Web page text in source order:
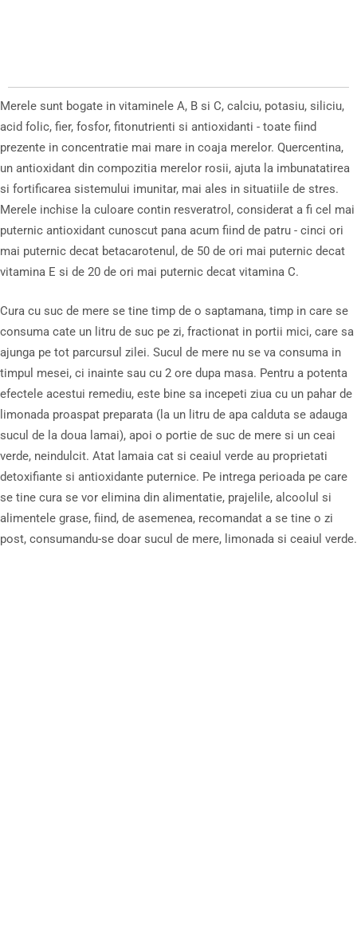
Merele sunt bogate in vitaminele A, B si C, calciu, potasiu, siliciu,
acid folic, fier, fosfor, fitonutrienti si antioxidanti - toate fiind
prezente in concentratie mai mare in coaja merelor. Quercentina,
un antioxidant din compozitia merelor rosii, ajuta la imbunatatirea
si fortificarea sistemului imunitar, mai ales in situatiile de stres.
Merele inchise la culoare contin resveratrol, considerat a fi cel mai
puternic antioxidant cunoscut pana acum fiind de patru - cinci ori
mai puternic decat betacarotenul, de 50 de ori mai puternic decat
vitamina E si de 20 de ori mai puternic decat vitamina C.
Cura cu suc de mere se tine timp de o saptamana, timp in care se
consuma cate un litru de suc pe zi, fractionat in portii mici, care sa
ajunga pe tot parcursul zilei. Sucul de mere nu se va consuma in
timpul mesei, ci inainte sau cu 2 ore dupa masa. Pentru a potenta
efectele acestui remediu, este bine sa incepeti ziua cu un pahar de
limonada proaspat preparata (la un litru de apa calduta se adauga
sucul de la doua lamai), apoi o portie de suc de mere si un ceai
verde, neindulcit. Atat lamaia cat si ceaiul verde au proprietati
detoxifiante si antioxidante puternice. Pe intrega perioada pe care
se tine cura se vor elimina din alimentatie, prajelile, alcoolul si
alimentele grase, fiind, de asemenea, recomandat a se tine o zi
post, consumandu-se doar sucul de mere, limonada si ceaiul verde.